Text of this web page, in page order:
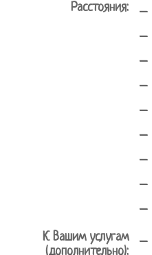
Расстояния:
-
-
-
-
-
-
-
-
-
К Вашим услугам
(дополнительно):
-